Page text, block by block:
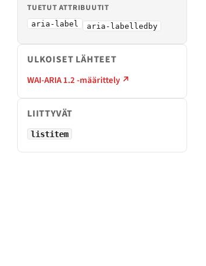
TUETUT ATTRIBUUTIT
aria-label aria-labelledby
ULKOISET LÄHTEET
WAI-ARIA 1.2 -määrittely ↗
LIITTYVÄT
listitem